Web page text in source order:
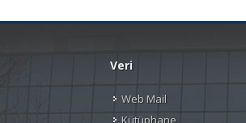
Veri
Web Mail
Kütüphane